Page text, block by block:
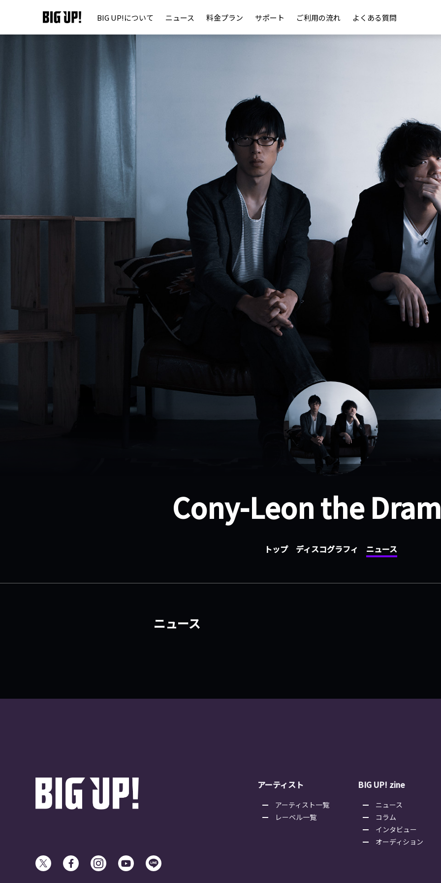
BIG UP!について ニュース 料金プラン サポート ご利用の流れ よくある質問
Cony-Leon the
トップ ディスコグラフィ ニュース
ニュース
アーティスト
アーティスト一覧
レーベル一覧
BIG UP! zine
ニュース
コラム
インタビュー
オーディション